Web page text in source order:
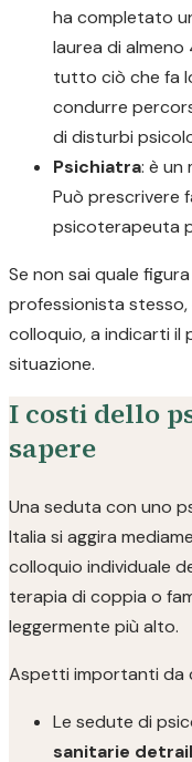
ha completato
laurea di
tutto ciò che fa
condurre
di disturbi
Psichiatra: è un
Può prescrivere
psicoterapeuta
Se non sai quale
professionista
colloquio, a indicarti
situazione.
I costi dello
sapere
Una seduta con uno
Italia si aggira
colloquio individuale
terapia di coppia o
leggermente più alto.
Aspetti importanti da
Le sedute di
sanitarie